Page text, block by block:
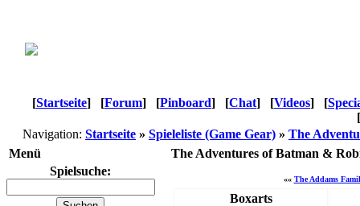
[Startseite] [Forum] [Pinboard] [Chat] [Videos] [
[
Navigation: Startseite » Spieleliste (Game Gear) » The
Menü
The Adventures of Batman &
Spielsuche:
«« The Addams
Boxarts